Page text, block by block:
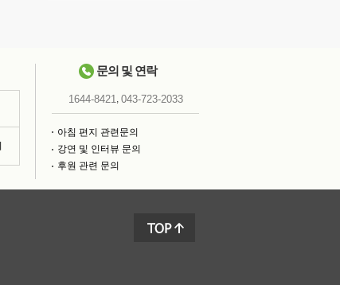
문의 및 연락
1644-8421, 043-723-2033
아침 편지 관련문의
강연 및 인터뷰 문의
후원 관련 문의